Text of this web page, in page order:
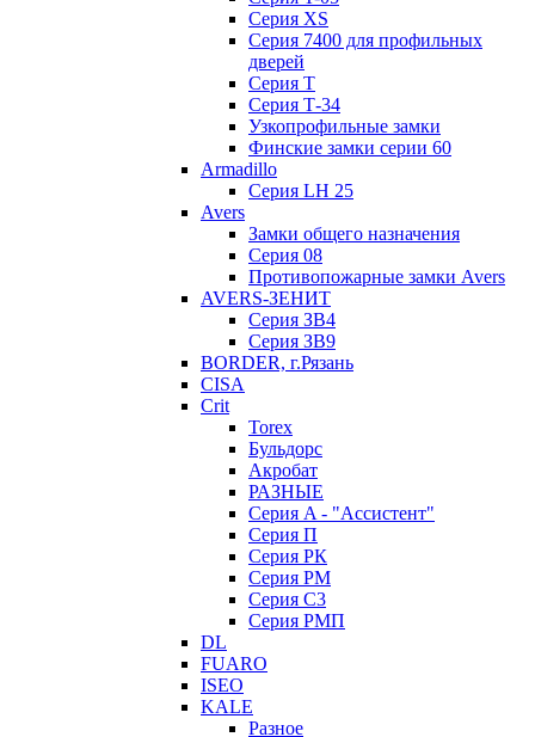
Серия XS
Серия 7400 для профильных
дверей
Серия Т
Серия Т-34
Узкопрофильные замки
Финские замки серии 60
Armadillo
Серия LH 25
Avers
Замки общего назначения
Серия 08
Противопожарные замки Avers
AVERS-ЗЕНИТ
Серия ЗВ4
Серия ЗВ9
BORDER, г.Рязань
CISA
Crit
Torex
Бульдорс
Акробат
РАЗНЫЕ
Серия A - "Ассистент"
Серия П
Серия РК
Серия РМ
Серия С3
Серия РМП
DL
FUARO
ISEO
KALE
Разное